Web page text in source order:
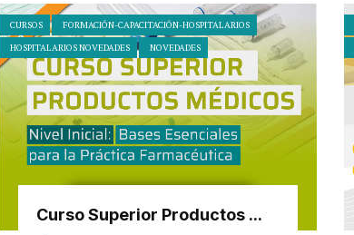
CURSOS
FORMACIÓN-CAPACITACIÓN-HOSPITALARIOS
HOSPITALARIOS NOVEDADES
NOVEDADES
Curso Superior Productos ...